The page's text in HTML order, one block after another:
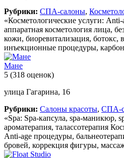
Рубрики: СПА-салоны,
«Косметологические услуги:
аппаратная косметология лица,
кожи, биоревитализация, ботокс,
инъекционные процедуры,
Мане
5 (318 оценок)
улица Гагарина, 16
Рубрики: Салоны красоты, СПА-
«Spa: Spa-капсула, spa-маникюр,
ароматерапия, талассотерапия
Anti-age процедуры,
бровей, коррекция фигуры,